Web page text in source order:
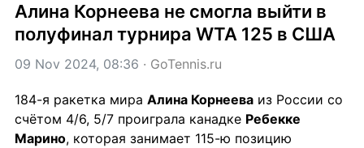
Алина Корнеева не смогла выйти в
полуфинал турнира WTA 125 в США
09 Nov 2024, 08:36 · GoTennis.ru
184-я ракетка мира Алина Корнеева﻿ из России со
счётом 4/6, 5/7 проиграла канадке Ребекке
Марино, которая занимает 115-ю позицию